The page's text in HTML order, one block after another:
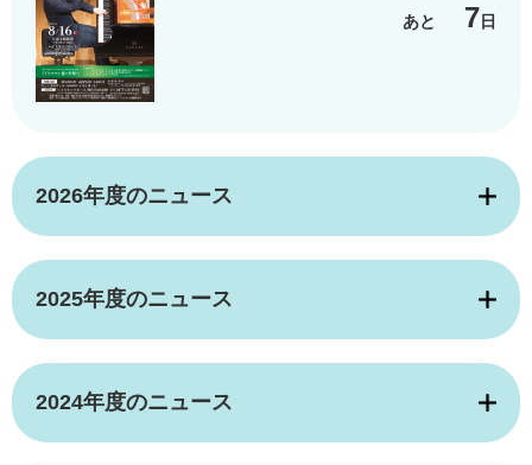
あと 7日
2026年度のニュース
2025年度のニュース
2024年度のニュース